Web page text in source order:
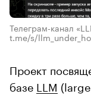
Телеграм-канал
t.me/s/
Проект
базе LLM